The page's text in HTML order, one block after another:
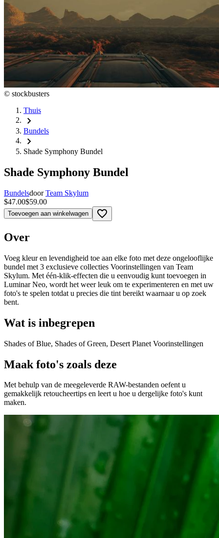
© stockbusters
Thuis
chevron_right
Bundels
chevron_right
Shade Symphony Bundel
Shade Symphony Bundel
Bundelsdoor Team Skylum
$47.00$59.00
Toevoegen aan winkelwagen favorite_border
Over
Voeg kleur en levendigheid toe aan elke foto met deze ongelooflijke
bundel met 3 exclusieve collecties Voorinstellingen van Team
Skylum. Met één-klik-effecten die u eenvoudig kunt toevoegen in
Luminar Neo, wordt het weer leuk om te experimenteren en met uw
foto's te spelen totdat u precies die tint bereikt waarnaar u op zoek
bent.
Wat is inbegrepen
Shades of Blue, Shades of Green, Desert Planet Voorinstellingen
Maak foto's zoals deze
Met behulp van de meegeleverde RAW-bestanden oefent u
gemakkelijk retoucheertips en leert u hoe u dergelijke foto's kunt
maken.